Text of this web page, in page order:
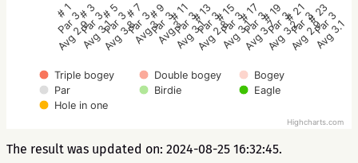
Triple bogey Double bogey
Bogey
Par
Birdie
Eagle
Hole in one
# 1
Par 3
Avg 2.9
# 3
Par 3
Avg 3.1
# 5
Par 3
Avg 3.8
# 7
Par 3
Avg 3
# 9
Par 3
Avg 3
# 11
Par 3
Avg 3.1
# 13
Par 3
Avg 2.8
# 15
Par 3
Avg 3.1
# 17
Par 3
Avg 3.7
# 19
Par 3
Avg 3.2
# 21
Par 3
Avg 2.9
# 23
Par 3
Avg 3.1
Highcharts.com
The result was updated on: 2024-08-25 16:32:45.